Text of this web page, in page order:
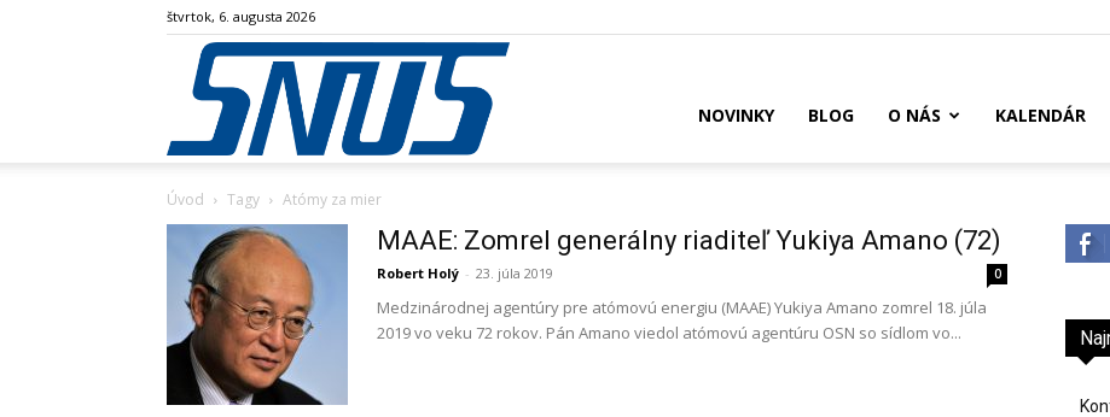
štvrtok, 6. augusta 2026
NOVINKY BLOG O NÁS KALENDÁR
Úvod Tagy Atómy za mier
MAAE: Zomrel generálny riaditeľ Yukiya Amano (72)
Robert Holý - 23. júla 2019 0
Medzinárodnej agentúry pre atómovú energiu (MAAE) Yukiya Amano zomrel 18. júla
2019 vo veku 72 rokov. Pán Amano viedol atómovú agentúru OSN so sídlom vo...